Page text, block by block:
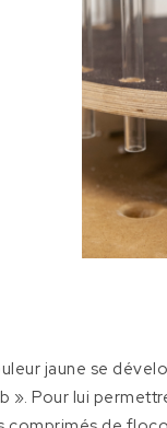
jaune se
». Pour lui